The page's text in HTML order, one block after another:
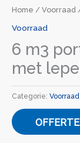
Home / Voorraad
Voorraad
6 m3
met
Categorie: Voorraad